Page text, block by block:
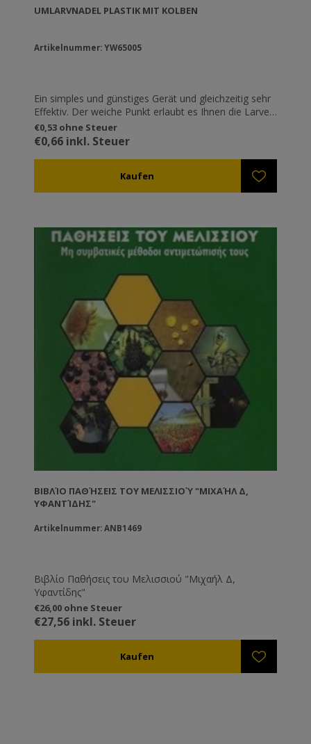
UMLARVNADEL PLASTIK MIT KOLBEN
Artikelnummer: YW65005
Ein simples und günstiges Gerät und gleichzeitig sehr
Effektiv. Der weiche Punkt erlaubt es Ihnen die Larven
mit Leichtigkeit zu nehmen und der
Druckmechanismus erlaubt es sie in die künstlichen
Zelle zu lassen.
€0,53 ohne Steuer
€0,66 inkl. Steuer
ΒΙΒΛΊΟ ΠΑΘΉΣΕΙΣ ΤΟΥ ΜΕΛΙΣΣΙΟΎ "ΜΙΧΑΉΛ Δ,
ΥΦΑΝΤΊΔΗΣ"
Artikelnummer: ANB1469
Βιβλίο Παθήσεις του Μελισσιού "Μιχαήλ Δ,
Υφαντίδης"
€26,00 ohne Steuer
€27,56 inkl. Steuer